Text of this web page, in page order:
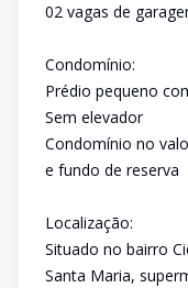
02 vagas de
Condomínio:
Prédio pequeno
Sem elevador
Condomínio no
e fundo de reserva
Localização:
Situado no bairro
Santa Maria,